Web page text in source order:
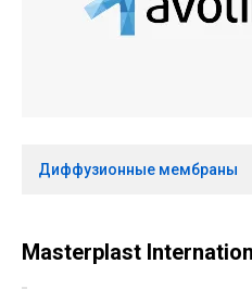
Диффузионные мембраны
Masterplast